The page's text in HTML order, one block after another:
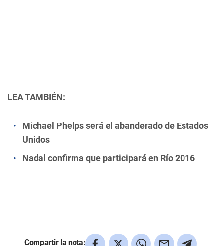
LEA TAMBIÉN:
Michael Phelps será el abanderado de Estados
Unidos
Nadal confirma que participará en Río 2016
Compartir la nota: